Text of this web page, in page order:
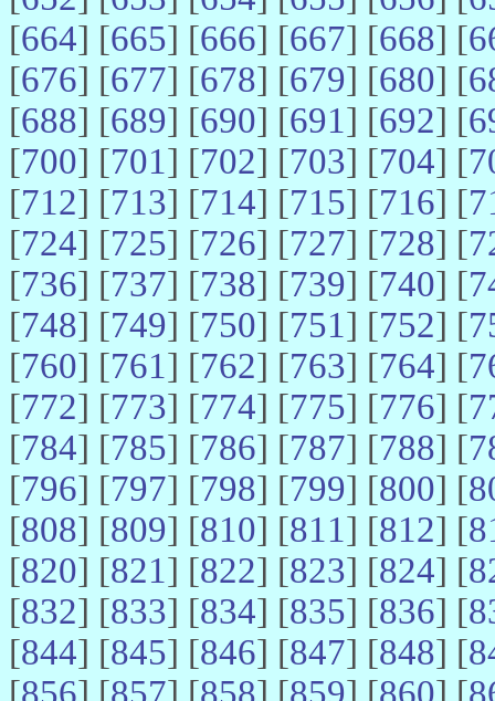
[664] [665] [666] [667] [668] [
[676] [677] [678] [679] [680] [
[688] [689] [690] [691] [692] [
[700] [701] [702] [703] [704] [
[712] [713] [714] [715] [716] [
[724] [725] [726] [727] [728] [
[736] [737] [738] [739] [740] [
[748] [749] [750] [751] [752] [
[760] [761] [762] [763] [764] [
[772] [773] [774] [775] [776] [
[784] [785] [786] [787] [788] [
[796] [797] [798] [799] [800] [
[808] [809] [810] [811] [812] [
[820] [821] [822] [823] [824] [
[832] [833] [834] [835] [836] [
[844] [845] [846] [847] [848] [